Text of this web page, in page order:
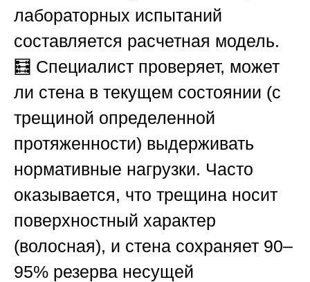
лабораторных испытаний
составляется расчетная модель.
🧮 Специалист проверяет, может
ли стена в текущем состоянии (с
трещиной определенной
протяженности) выдерживать
нормативные нагрузки. Часто
оказывается, что трещина носит
поверхностный характер
(волосная), и стена сохраняет 90–
95% резерва несущей